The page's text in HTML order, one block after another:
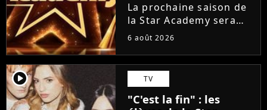
La prochaine saison de
la Star Academy sera
incarnée par une
professeurs après les
départs annoncés de
Michael Goldman, Lucie
Bernardoni et Marlène
6 août 2026
player2 TV
"C'est la fin" : les